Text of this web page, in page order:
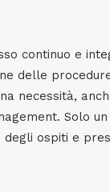
continuo e
delle
necessità,
Solo
ospiti e